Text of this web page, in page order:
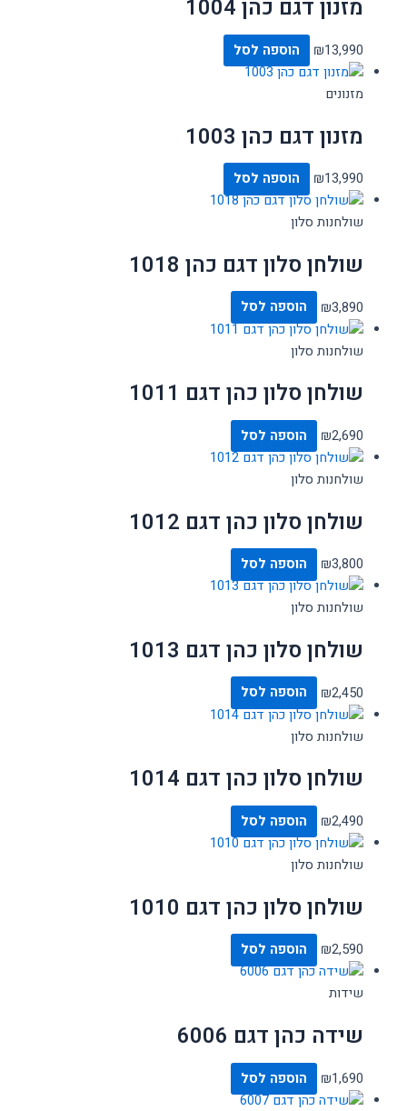
מזנון דגם כהן 1004
₪13,990 הוספה לסל
מזנונים
מזנון דגם כהן 1003
₪13,990 הוספה לסל
שולחנות סלון
שולחן סלון דגם כהן 1018
₪3,890 הוספה לסל
שולחנות סלון
שולחן סלון כהן דגם 1011
₪2,690 הוספה לסל
שולחנות סלון
שולחן סלון כהן דגם 1012
₪3,800 הוספה לסל
שולחנות סלון
שולחן סלון כהן דגם 1013
₪2,450 הוספה לסל
שולחנות סלון
שולחן סלון כהן דגם 1014
₪2,490 הוספה לסל
שולחנות סלון
שולחן סלון כהן דגם 1010
₪2,590 הוספה לסל
שידות
שידה כהן דגם 6006
₪1,690 הוספה לסל